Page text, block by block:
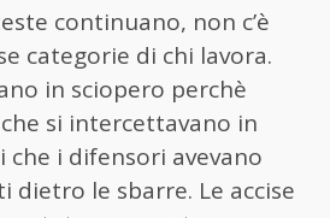
continuano, non c’è
categorie di chi lavora.
in sciopero perchè
si intercettavano in
che i difensori avevano
dietro le sbarre. Le accise